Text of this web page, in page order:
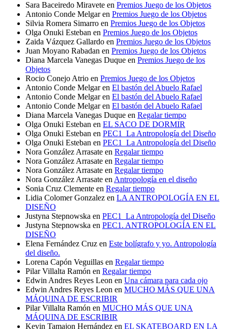
Sara Baceiredo Miravete en Premios Juego de los Objetos
Antonio Conde Melgaren Premios Juego de los Objetos
Silvia Romera Simarro en Premios Juego de los Objetos
Olga Onuki Esteban en Premios Juego de los Objetos
Zaida Vázquez Gallardo en Premios Juego de los Objetos
Juan Moyano Rabadan en Premios Juego de los Objetos
Diana Marcela Vanegas Duque en Premios Juego de los
Objetos
Rocio Conejo Atrio en Premios Juego de los Objetos
Antonio Conde Melgaren El bastón del Abuelo Rafael
Antonio Conde Melgaren El bastón del Abuelo Rafael
Antonio Conde Melgaren El bastón del Abuelo Rafael
Diana Marcela Vanegas Duque en Regalar tiempo
Olga Onuki Esteban en EL SACO DE DORMIR
Olga Onuki Esteban en PEC1_La Antropología del Diseño
Olga Onuki Esteban en PEC1_La Antropología del Diseño
Nora González Arrasate en Regalar tiempo
Nora González Arrasate en Regalar tiempo
Nora González Arrasate en Regalar tiempo
Nora González Arrasate en Antropología en el diseño
Sonia Cruz Clemente en Regalar tiempo
Lidia Colomer Gonzalez en LA ANTROPOLOGÍA EN EL
DISEÑO
Justyna Stepnowska en PEC1_La Antropología del Diseño
Justyna Stepnowska en PEC1. ANTROPOLOGÍA EN EL
DISEÑO
Elena Fernández Cruz en Este bolígrafo y yo. Antropología
del diseño.
Lorena Capón Veguillas en Regalar tiempo
Pilar Villalta Ramón en Regalar tiempo
Edwin Andres Reyes Leon en Una cámara para cada ojo
Edwin Andres Reyes Leon en MUCHO MÁS QUE UNA
MÁQUINA DE ESCRIBIR
Pilar Villalta Ramón en MUCHO MÁS QUE UNA
MÁQUINA DE ESCRIBIR
Kevin Tamajon Hernández en EL SKATEBOARD EN LA